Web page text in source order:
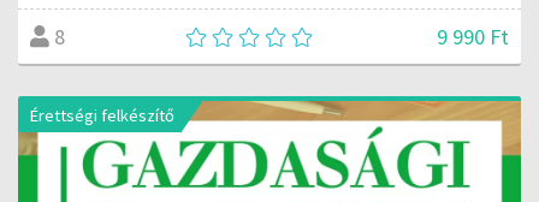
8 9 990 Ft
Érettségi felkészítő